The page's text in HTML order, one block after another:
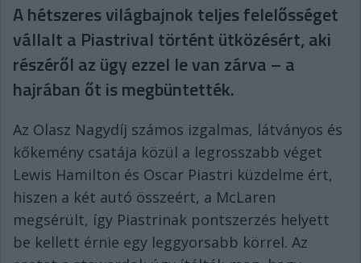
A hétszeres világbajnok teljes felelősséget
vállalt a Piastrival történt ütközésért, aki
részéről az ügy ezzel le van zárva – a
hajrában őt is megbüntették.
Az Olasz Nagydíj számos izgalmas, látványos és
kőkemény csatája közül a legrosszabb véget
Lewis Hamilton és Oscar Piastri küzdelme ért,
hiszen a két autó összeért, a McLaren
megsérült, így Piastrinak pontszerzés helyett
be kellett érnie egy leggyorsabb körrel. Az